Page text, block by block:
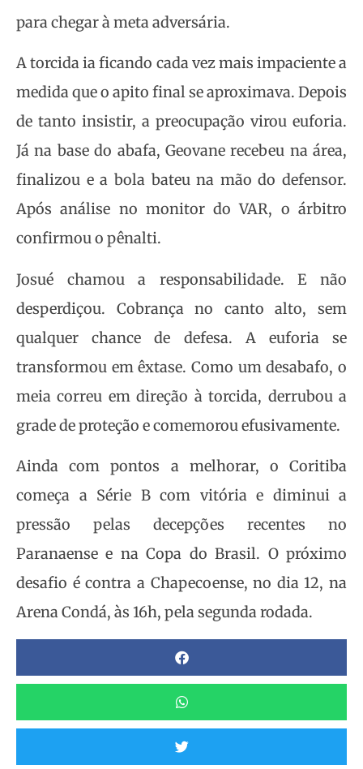
para chegar à meta adversária.
A torcida ia ficando cada vez mais impaciente a
medida que o apito final se aproximava. Depois
de tanto insistir, a preocupação virou euforia.
Já na base do abafa, Geovane recebeu na área,
finalizou e a bola bateu na mão do defensor.
Após análise no monitor do VAR, o árbitro
confirmou o pênalti.
Josué chamou a responsabilidade. E não
desperdiçou. Cobrança no canto alto, sem
qualquer chance de defesa. A euforia se
transformou em êxtase. Como um desabafo, o
meia correu em direção à torcida, derrubou a
grade de proteção e comemorou efusivamente.
Ainda com pontos a melhorar, o Coritiba
começa a Série B com vitória e diminui a
pressão pelas decepções recentes no
Paranaense e na Copa do Brasil. O próximo
desafio é contra a Chapecoense, no dia 12, na
Arena Condá, às 16h, pela segunda rodada.